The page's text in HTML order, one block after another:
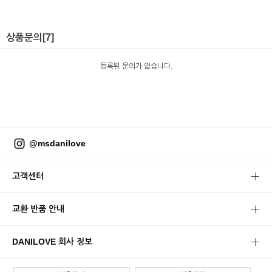
상품문의 [7]
등록된 문의가 없습니다.
@msdanilove
고객센터
교환 반품 안내
DANILOVE 회사 정보